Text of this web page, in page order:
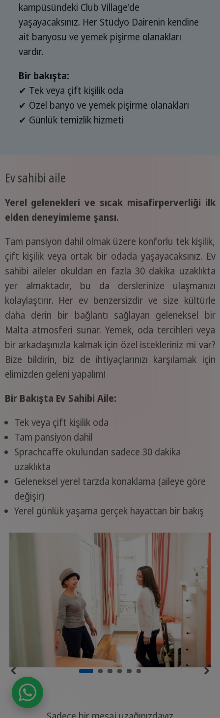
kampüsündeki Club Village'de
yaşayacaksınız. Her Stüdyo Dairenin kendine
ait banyosu ve yemek pişirme olanakları
vardır.
Bir bakışta:
✔ Tek veya çift kişilik oda
✔ Özel banyo ve yemek pişirme olanakları
✔ Günlük temizlik hizmeti
Ev sahibi aile
Yerel gelenekleri ve sıcak misafirperverliği ilk
elden deneyimleme şansı.
Tam pansiyon dahil olmak üzere konforlu tek kişilik,
çift kişilik veya ortak bir odada yaşayacaksınız. Ev
sahibi aileler okuldan en fazla 30 dakika uzaklıkta
yer almaktadır, bu da derslerinize ulaşmanızı
kolaylaştırır. Her ev benzersizdir ve size kültürle
daha derin bir bağlantı sağlayan geleneksel bir
Malta atmosferi sunar. Yemek, oda tercihleri veya
bir arkadaşınızla kalmak için özel istekleriniz mi var?
Bize bildirin, biz de ihtiyaçlarınızı karşılamak için
elimizden geleni yapalım!
Bir Bakışta Ev Sahibi Aile:
Tek veya çift kişilik oda
Tam pansiyon dahil
Sprachcaffe okulundan sadece 30 dakika
uzaklıkta
Geleneksel yerel tarzda konaklama (aileye göre
değişir)
Yerel günlük yaşama gerçek hayattan bir bakış